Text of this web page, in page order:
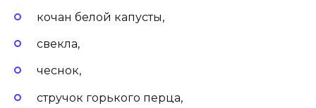
кочан белой капусты,
свекла,
чеснок,
стручок горького перца,